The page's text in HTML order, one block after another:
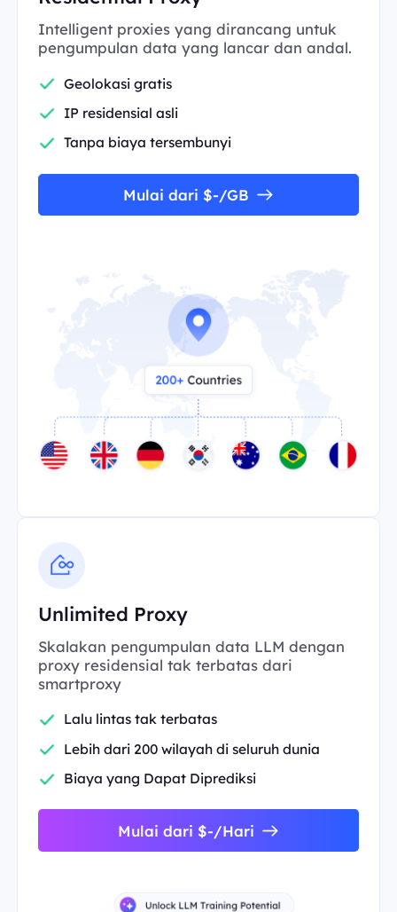
Intelligent proxies yang dirancang untuk
pengumpulan data yang lancar dan andal.
Geolokasi gratis
IP residensial asli
Tanpa biaya tersembunyi
Mulai dari $-/GB
Unlimited Proxy
Skalakan pengumpulan data LLM dengan
proxy residensial tak terbatas dari
smartproxy
Lalu lintas tak terbatas
Lebih dari 200 wilayah di seluruh dunia
Biaya yang Dapat Diprediksi
Mulai dari $-/Hari